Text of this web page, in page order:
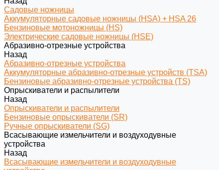
Садовые ножницы
Аккумуляторные садовые ножницы (HSA) + HSA 26
Бензиновые мотоножницы (HS)
Электрические садовые ножницы (HSE)
Абразивно-отрезные устройства
Назад
Абразивно-отрезные устройства
Аккумуляторные абразивно-отрезные устройств (TSA)
Бензиновые абразивно-отрезные устройства (TS)
Опрыскиватели и распылители
Назад
Опрыскиватели и распылители
Бензиновые опрыскиватели (SR)
Ручные опрыскиватели (SG)
Всасывающие измельчители и воздуходувные
устройства
Назад
Всасывающие измельчители и воздуходувные